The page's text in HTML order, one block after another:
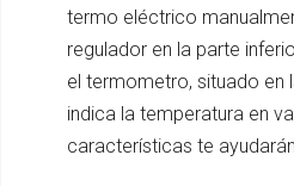
termo eléctrico
regulador en la parte
el termometro, situado en
indica la temperatura en
características te